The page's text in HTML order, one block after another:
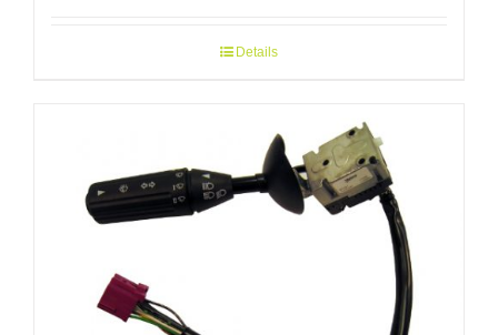
Details